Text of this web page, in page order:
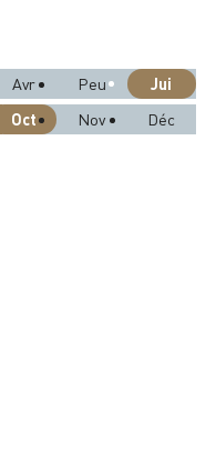
Avr Peu
Jui
Oct Nov Déc